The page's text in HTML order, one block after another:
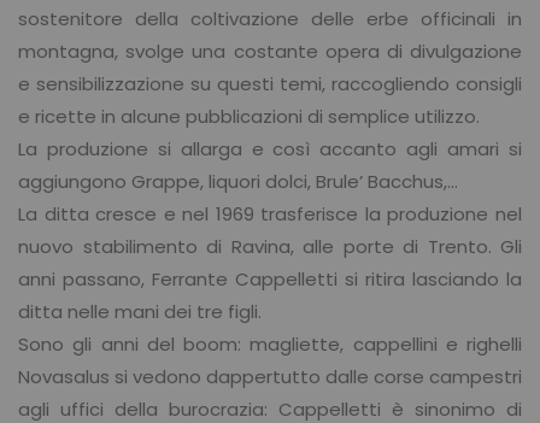
sostenitore della coltivazione delle erbe officinali in
montagna, svolge una costante opera di divulgazione
e sensibilizzazione su questi temi, raccogliendo consigli
e ricette in alcune pubblicazioni di semplice utilizzo.
La produzione si allarga e così accanto agli amari si
aggiungono Grappe, liquori dolci, Brule’ Bacchus,...
La ditta cresce e nel 1969 trasferisce la produzione nel
nuovo stabilimento di Ravina, alle porte di Trento. Gli
anni passano, Ferrante Cappelletti si ritira lasciando la
ditta nelle mani dei tre figli.
Sono gli anni del boom: magliette, cappellini e righelli
Novasalus si vedono dappertutto dalle corse campestri
agli uffici della burocrazia: Cappelletti è sinonimo di